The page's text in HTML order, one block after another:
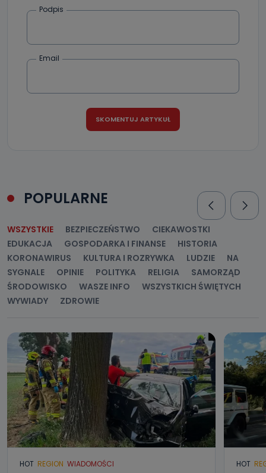
Podpis
Email
POPULARNE
WSZYSTKIE BEZPIECZEŃSTWO
CIEKAWOSTKI
EDUKACJA
GOSPODARKA I FINANSE
HISTORIA
KORONAWIRUS
KULTURA I ROZRYWKA LUDZIE
NA
SYGNALE
OPINIE POLITYKA RELIGIA
SAMORZĄD
ŚRODOWISKO
WASZE INFO
WSZYSTKICH ŚWIĘTYCH
WYWIADY
ZDROWIE
HOT REGION WIADOMOŚCI HOT